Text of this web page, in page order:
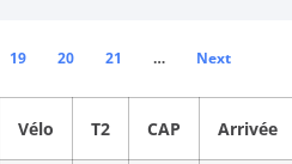
19 20 21 … Next
Vélo T2 CAP Arrivée